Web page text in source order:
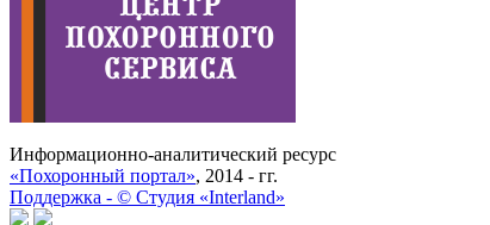
Информационно-аналитический ресурс
«Похоронный портал», 2014 - гг.
Поддержка - © Cтудия «Interland»